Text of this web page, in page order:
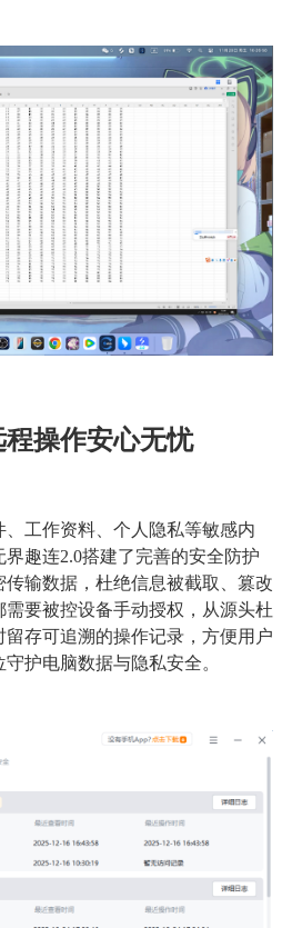
操作安心无忧
工作资料、个人隐私等敏感内
趣连2.0搭建了完善的安全防护
输数据，杜绝信息被截取、篡改
要被控设备手动授权，从源头杜
存可追溯的操作记录，方便用户
护电脑数据与隐私安全。